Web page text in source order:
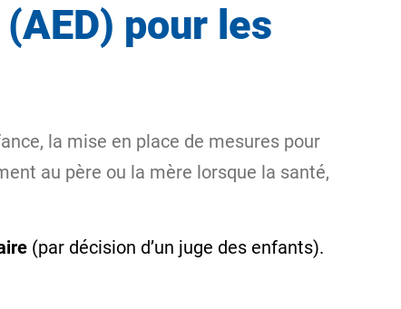
pour les
la mise en place de mesures pour
au père ou la mère lorsque la santé,
(par décision d’un juge des enfants).